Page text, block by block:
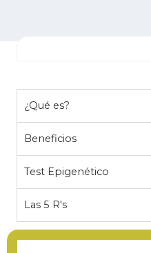
¿Qué es?
Beneficios
Test Epigenético
Las 5 R's